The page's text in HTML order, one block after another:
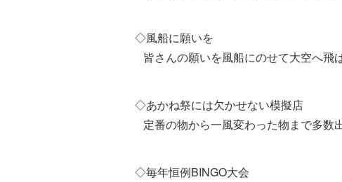
◇風船に願いを
皆さんの願いを風船にのせて大空へ飛
◇あかね祭には欠かせない模擬店
定番の物から一風変わった物まで多数
◇毎年恒例BINGO大会